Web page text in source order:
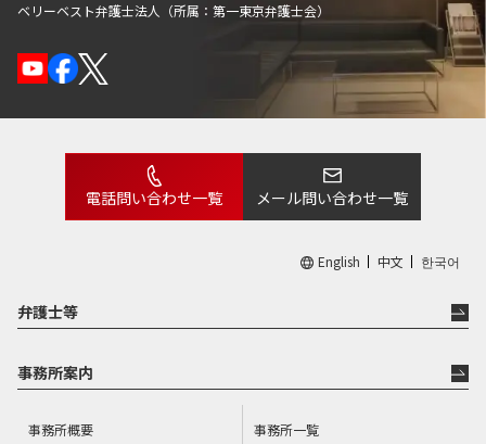
ベリーベスト弁護士法人（所属：第一東京弁護士会）
電話問い合わせ一覧 メール問い合わせ一覧
English 中文 한국어
弁護士等
事務所案内
事務所概要 事務所一覧